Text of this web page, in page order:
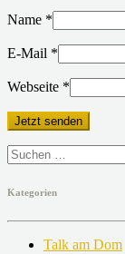
Name *
E-Mail *
Webseite *
Suchen
nach:
Kategorien
Talk am Dom